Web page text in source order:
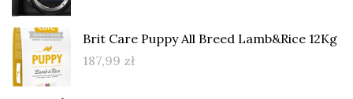
Brit Care Puppy All Breed Lamb&Rice 12Kg
187,99 zł